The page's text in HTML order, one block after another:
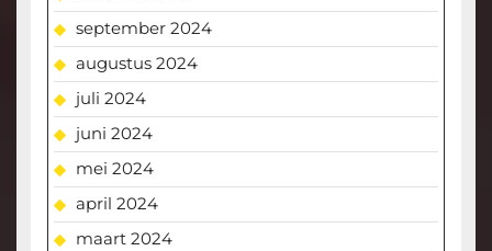
september 2024
augustus 2024
juli 2024
juni 2024
mei 2024
april 2024
maart 2024